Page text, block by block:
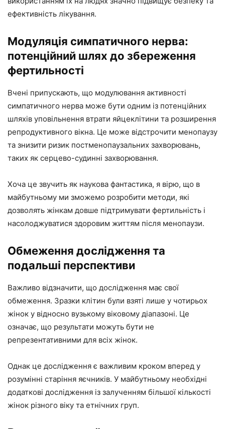
ефективність лікування.
Модуляція симпатичного нерва:
потенційний шлях до збереження
фертильності
Вчені припускають, що модулювання активності
симпатичного нерва може бути одним із потенційних
шляхів уповільнення втрати яйцеклітини та розширення
репродуктивного вікна. Це може відстрочити менопаузу
та знизити ризик постменопаузальних захворювань,
таких як серцево-судинні захворювання.
Хоча це звучить як наукова фантастика, я вірю, що в
майбутньому ми зможемо розробити методи, які
дозволять жінкам довше підтримувати фертильність і
насолоджуватися здоровим життям після менопаузи.
Обмеження дослідження та
подальші перспективи
Важливо відзначити, що дослідження має свої
обмеження. Зразки клітин були взяті лише у чотирьох
жінок у відносно вузькому віковому діапазоні. Це
означає, що результати можуть бути не
репрезентативними для всіх жінок.
Однак це дослідження є важливим кроком вперед у
розумінні старіння яєчників. У майбутньому необхідні
додаткові дослідження із залученням більшої кількості
жінок різного віку та етнічних груп.